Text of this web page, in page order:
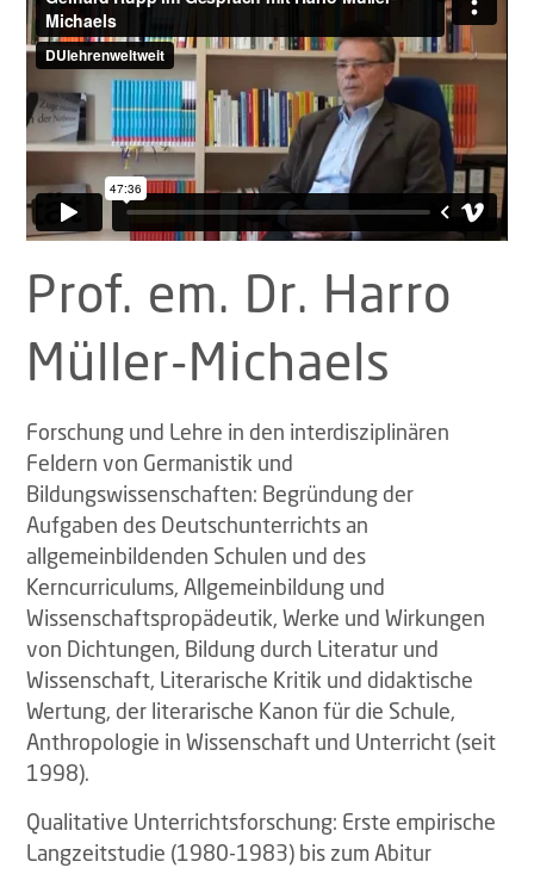
Prof. em. Dr. Harro
Müller-Michaels
Forschung und Lehre in den interdisziplinären
Feldern von Germanistik und
Bildungswissenschaften: Begründung der
Aufgaben des Deutschunterrichts an
allgemeinbildenden Schulen und des
Kerncurriculums, Allgemeinbildung und
Wissenschaftspropädeutik, Werke und Wirkungen
von Dichtungen, Bildung durch Literatur und
Wissenschaft, Literarische Kritik und didaktische
Wertung, der literarische Kanon für die Schule,
Anthropologie in Wissenschaft und Unterricht (seit
1998).
Qualitative Unterrichtsforschung: Erste empirische
Langzeitstudie (1980-1983) bis zum Abitur